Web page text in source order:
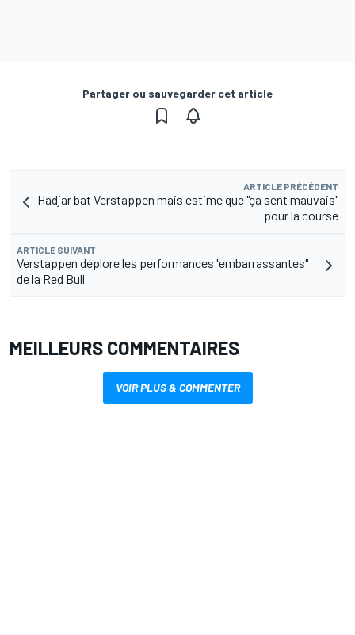
Partager ou sauvegarder cet article
ARTICLE PRÉCÉDENT
Hadjar bat Verstappen mais estime que "ça sent mauvais"
pour la course
ARTICLE SUIVANT
Verstappen déplore les performances "embarrassantes"
de la Red Bull
MEILLEURS COMMENTAIRES
VOIR PLUS & COMMENTER